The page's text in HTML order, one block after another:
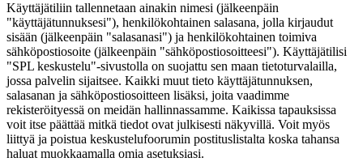
Käyttäjätiliin tallennetaan ainakin nimesi (jälkeenpäin
"käyttäjätunnuksesi"), henkilökohtainen salasana, jolla kirjaudut
sisään (jälkeenpäin "salasanasi") ja henkilökohtainen toimiva
sähköpostiosoite (jälkeenpäin "sähköpostiosoitteesi"). Käyttäjätilisi
"SPL keskustelu"-sivustolla on suojattu sen maan tietoturvalailla,
jossa palvelin sijaitsee. Kaikki muut tieto käyttäjätunnuksen,
salasanan ja sähköpostiosoitteen lisäksi, joita vaadimme
rekisteröityessä on meidän hallinnassamme. Kaikissa tapauksissa
voit itse päättää mitkä tiedot ovat julkisesti näkyvillä. Voit myös
liittyä ja poistua keskustelufoorumin postituslistalta koska tahansa
haluat muokkaamalla omia asetuksiasi.